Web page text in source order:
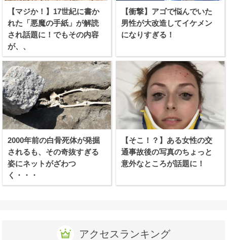
【マジか！】17世紀に書か
れた「悪魔の手紙」が解読
され話題に！でもその内容
が、、
【衝撃】アゴで悩んでいた
男性が大改造してイケメン
になりすぎる！
2000年前の白骨死体が発掘
されるも、その奇抜すぎる
姿にネットがざわつ
く・・・
【そこ！？】ある女性の交
通事故後の写真のちょっと
意外なところが話題に！
アクセスランキング